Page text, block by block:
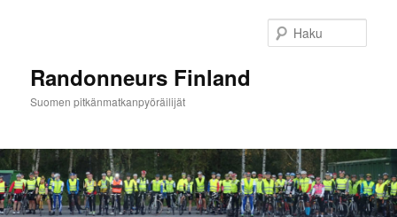
Randonneurs Finland
Suomen pitkänmatkanpyöräilijät